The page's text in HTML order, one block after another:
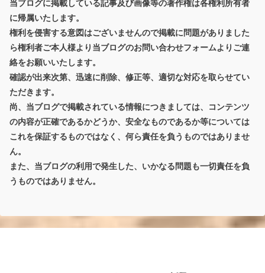
当ブログに掲載している記事及び画像等の著作権は各権利所有者
に帰属いたします。
権利を侵害する意図はございませんので掲載に問題がありました
ら権利者ご本人様より当ブログのお問い合わせフォームよりご連
絡をお願いいたします。
確認が出来次第、迅速に削除、修正等、適切な対応を取らせてい
ただきます。
尚、当ブログで掲載されている情報につきましては、コンテンツ
の内容が正確であるかどうか、安全なものであるか等については
これを保証するものではなく、何ら責任を負うものではありませ
ん。
また、当ブログの利用で発生した、いかなる問題も一切責任を負
うものではありません。